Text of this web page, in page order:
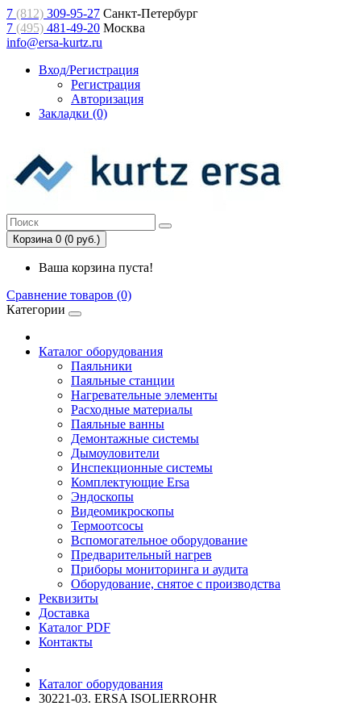
7 (812) 309-95-27 Санкт-Петербург
7 (495) 481-49-20 Москва
info@ersa-kurtz.ru
Вход/Регистрация
Регистрация
Авторизация
Закладки (0)
Корзина 0 (0 руб.)
Ваша корзина пуста!
Сравнение товаров (0)
Категории
Каталог оборудования
Паяльники
Паяльные станции
Нагревательные элементы
Расходные материалы
Паяльные ванны
Демонтажные системы
Дымоуловители
Инспекционные системы
Комплектующие Ersa
Эндоскопы
Видеомикроскопы
Термоотсосы
Вспомогательное оборудование
Предварительный нагрев
Приборы мониторинга и аудита
Оборудование, снятое с производства
Реквизиты
Доставка
Каталог PDF
Контакты
Каталог оборудования
30221-03. ERSA ISOLIERROHR